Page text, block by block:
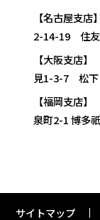
【名古屋支
2-14-19 住友
【大阪支店
見1-3-7 松下
【福岡支店
泉町2-1 博多
サイトマップ